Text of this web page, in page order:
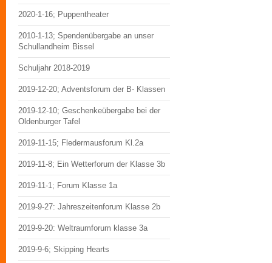
2020-1-16; Puppentheater
2010-1-13; Spendenübergabe an unser
Schullandheim Bissel
Schuljahr 2018-2019
2019-12-20; Adventsforum der B- Klassen
2019-12-10; Geschenkeübergabe bei der
Oldenburger Tafel
2019-11-15; Fledermausforum Kl.2a
2019-11-8; Ein Wetterforum der Klasse 3b
2019-11-1; Forum Klasse 1a
2019-9-27: Jahreszeitenforum Klasse 2b
2019-9-20: Weltraumforum klasse 3a
2019-9-6; Skipping Hearts